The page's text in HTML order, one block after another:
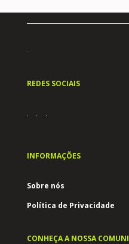
REDES SOCIAIS
INFORMAÇÕES
Sobre nós
Política de Privacidade
CONHEÇA A NOSSA